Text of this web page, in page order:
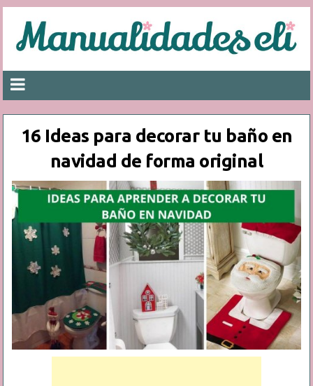
16 Ideas para decorar tu baño en
navidad de forma original